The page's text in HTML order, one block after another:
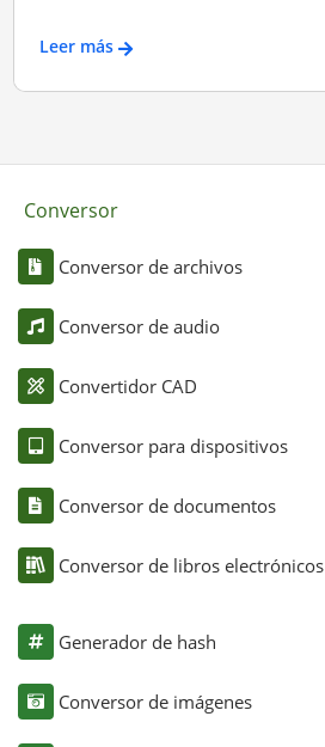
Leer más
Conversor
Conversor de archivos
Conversor de audio
Convertidor CAD
Conversor para dispositivos
Conversor de documentos
Conversor de libros electrónicos
Generador de hash
Conversor de imágenes